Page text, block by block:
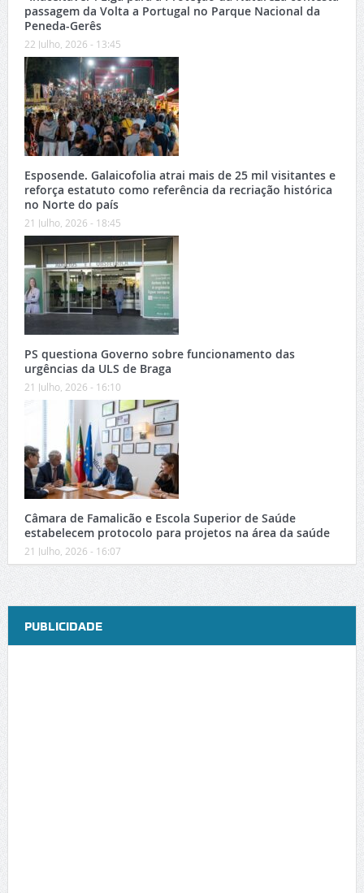
passagem da Volta a Portugal no Parque Nacional da
Peneda-Gerês
22 Julho, 2026 - 13:45
Esposende. Galaicofolia atrai mais de 25 mil visitantes e
reforça estatuto como referência da recriação histórica
no Norte do país
21 Julho, 2026 - 18:45
PS questiona Governo sobre funcionamento das
urgências da ULS de Braga
21 Julho, 2026 - 16:10
Câmara de Famalicão e Escola Superior de Saúde
estabelecem protocolo para projetos na área da saúde
21 Julho, 2026 - 16:07
PUBLICIDADE